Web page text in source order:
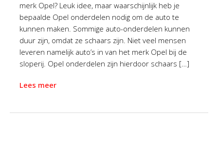
merk Opel? Leuk idee, maar waarschijnlijk heb je
bepaalde Opel onderdelen nodig om de auto te
kunnen maken. Sommige auto-onderdelen kunnen
duur zijn, omdat ze schaars zijn. Niet veel mensen
leveren namelijk auto’s in van het merk Opel bij de
sloperij. Opel onderdelen zijn hierdoor schaars […]
Lees meer